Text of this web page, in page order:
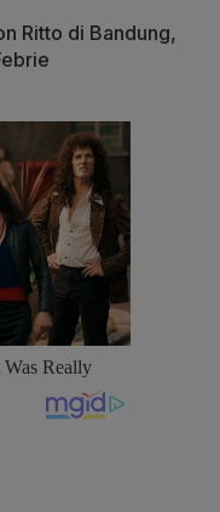
Ritto di Bandung,